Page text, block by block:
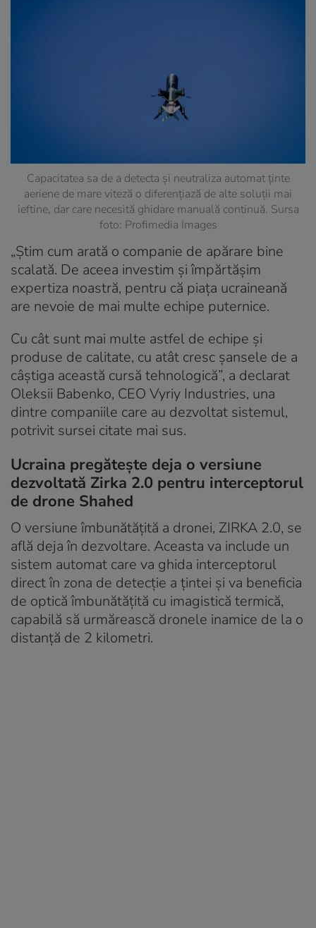
Capacitatea sa de a detecta și neutraliza automat ținte
aeriene de mare viteză o diferențiază de alte soluții mai
ieftine, dar care necesită ghidare manuală continuă. Sursa
foto: Profimedia Images
„Știm cum arată o companie de apărare bine
scalată. De aceea investim și împărtășim
expertiza noastră, pentru că piața ucraineană
are nevoie de mai multe echipe puternice.
Cu cât sunt mai multe astfel de echipe și
produse de calitate, cu atât cresc șansele de a
câștiga această cursă tehnologică”, a declarat
Oleksii Babenko, CEO Vyriy Industries, una
dintre companiile care au dezvoltat sistemul,
potrivit sursei citate mai sus.
Ucraina pregătește deja o versiune
dezvoltată Zirka 2.0 pentru interceptorul
de drone Shahed
O versiune îmbunătățită a dronei, ZIRKA 2.0, se
află deja în dezvoltare. Aceasta va include un
sistem automat care va ghida interceptorul
direct în zona de detecție a țintei și va beneficia
de optică îmbunătățită cu imagistică termică,
capabilă să urmărească dronele inamice de la o
distanță de 2 kilometri.